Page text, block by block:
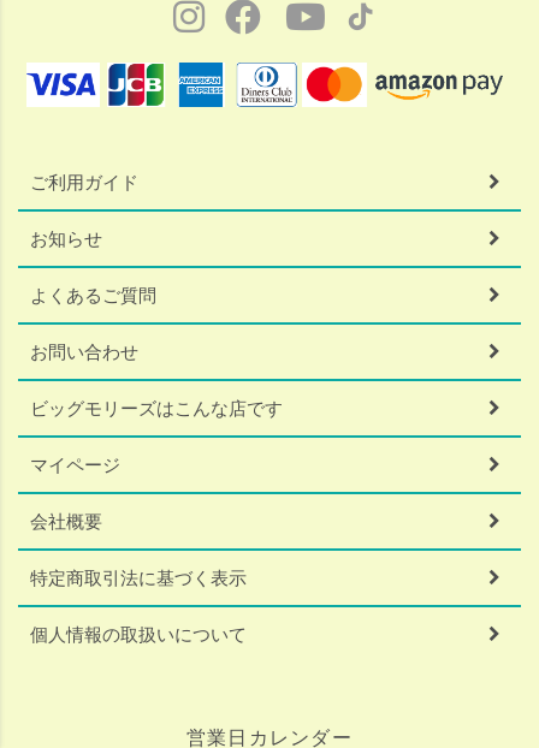
ご利用ガイド
お知らせ
よくあるご質問
お問い合わせ
ビッグモリーズはこんな店です
マイページ
会社概要
特定商取引法に基づく表示
個人情報の取扱いについて
営業日カレンダー